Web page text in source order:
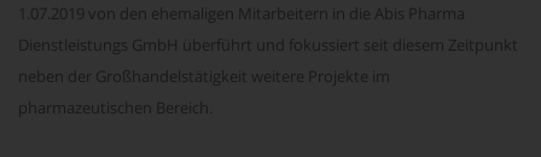
1.07.2019 von den ehemaligen Mitarbeitern in die Abis Pharma
Dienstleistungs GmbH überführt und fokussiert seit diesem Zeitpunkt
neben der Großhandelstätigkeit weitere Projekte im
pharmazeutischen Bereich.